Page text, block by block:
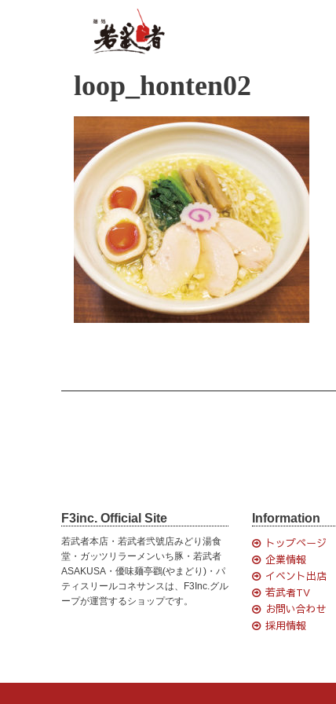
loop_honten02
F3inc. Official Site
若武者本店・若武者弐號店みどり湯食
堂・ガッツリラーメンいち豚・若武者
ASAKUSA・優味麺亭鸐(やまどり)・パ
ティスリールコネサンスは、F3Inc.グル
ープが運営するショップです。
Information
トップページ
企業情報
イベント出店
若武者TV
お問い合わせ
採用情報